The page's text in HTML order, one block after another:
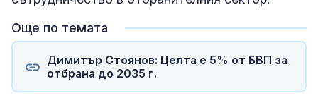
Още по темата
Димитър Стоянов: Целта е 5% от БВП за
отбрана до 2035 г.